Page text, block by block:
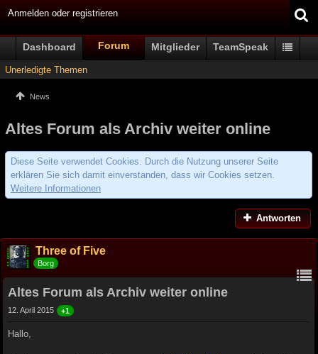
Anmelden oder registrieren
Dashboard Forum Mitglieder TeamSpeak
Unerledigte Themen
News
Altes Forum als Archiv weiter online
Diese Seite verwendet Cookies. Durch die Nutzung unserer Seite
erklären Sie sich damit einverstanden, dass wir Cookies setzen.
Weitere Informationen
Antworten
Three of Five
Borg
Altes Forum als Archiv weiter online
12. April 2015 +1
Hallo,